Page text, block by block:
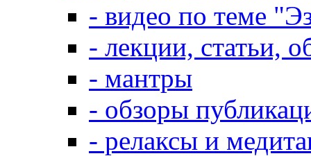
- видео по теме
- лекции, статьи,
- мантры
- обзоры
- релаксы и